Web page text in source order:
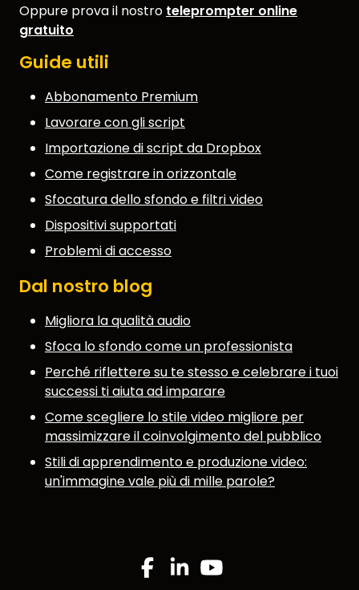
Oppure prova il nostro teleprompter online
gratuito
Guide utili
Abbonamento Premium
Lavorare con gli script
Importazione di script da Dropbox
Come registrare in orizzontale
Sfocatura dello sfondo e filtri video
Dispositivi supportati
Problemi di accesso
Dal nostro blog
Migliora la qualità audio
Sfoca lo sfondo come un professionista
Perché riflettere su te stesso e celebrare i tuoi
successi ti aiuta ad imparare
Come scegliere lo stile video migliore per
massimizzare il coinvolgimento del pubblico
Stili di apprendimento e produzione video:
un'immagine vale più di mille parole?
Facebook
LinkedinYouTube